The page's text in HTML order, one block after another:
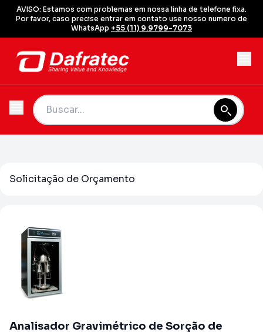
AVISO: Estamos com problemas em nossa linha de telefone fixa.
Por favor, caso precise entrar em contato use nosso numero de
WhatsApp +55 (11) 9.9799-7073
Solicitação de Orçamento
Analisador Gravimétrico de Sorção de